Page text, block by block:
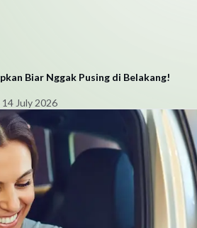
Biar Nggak Pusing di Belakang!
14 July 2026